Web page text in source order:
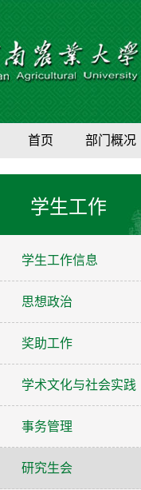
首页 部门概况
学生工作
学生工作信息
思想政治
奖助工作
学术文化与社会实践
事务管理
研究生会